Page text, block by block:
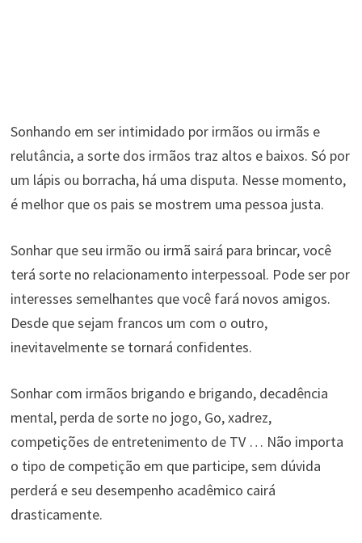
Sonhando em ser intimidado por irmãos ou irmãs e
relutância, a sorte dos irmãos traz altos e baixos. Só por
um lápis ou borracha, há uma disputa. Nesse momento,
é melhor que os pais se mostrem uma pessoa justa.
Sonhar que seu irmão ou irmã sairá para brincar, você
terá sorte no relacionamento interpessoal. Pode ser por
interesses semelhantes que você fará novos amigos.
Desde que sejam francos um com o outro,
inevitavelmente se tornará confidentes.
Sonhar com irmãos brigando e brigando, decadência
mental, perda de sorte no jogo, Go, xadrez,
competições de entretenimento de TV … Não importa
o tipo de competição em que participe, sem dúvida
perderá e seu desempenho acadêmico cairá
drasticamente.